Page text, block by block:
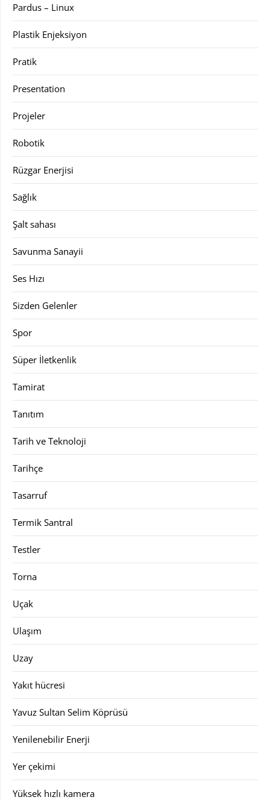
Pardus – Linux
Plastik Enjeksiyon
Pratik
Presentation
Projeler
Robotik
Rüzgar Enerjisi
Sağlık
Şalt sahası
Savunma Sanayii
Ses Hızı
Sizden Gelenler
Spor
Süper İletkenlik
Tamirat
Tanıtım
Tarih ve Teknoloji
Tarihçe
Tasarruf
Termik Santral
Testler
Torna
Uçak
Ulaşım
Uzay
Yakıt hücresi
Yavuz Sultan Selim Köprüsü
Yenilenebilir Enerji
Yer çekimi
Yüksek hızlı kamera